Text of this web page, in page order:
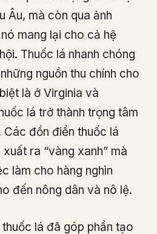
Âu, mà còn qua ảnh
mang lại cho cả hệ
Thuốc lá nhanh chóng
nguồn thu chính cho
là ở Virginia và
lá trở thành trọng tâm
đồn điền thuốc lá
ra “vàng xanh” mà
làm cho hàng nghìn
đến nông dân và nô lệ.
lá đã góp phần tạo